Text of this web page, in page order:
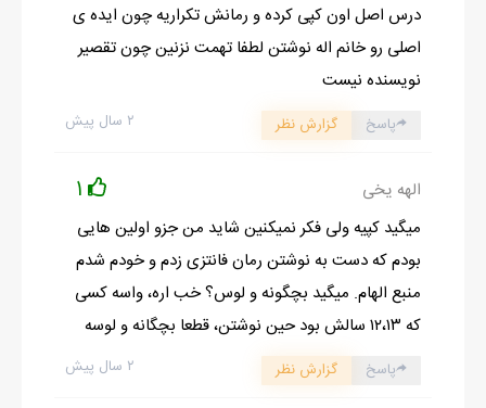
درس اصل اون کپی کرده و رمانش تکراریه چون ایده ی
اصلی رو خانم اله نوشتن لطفا تهمت نزنین چون تقصیر
نویسنده نیست
۲ سال پیش پاسخ گزارش نظر
الهه یخی 1
میگید کپیه ولی فکر نمیکنین شاید من جزو اولین هایی
بودم که دست به نوشتن رمان فانتزی زدم و خودم شدم
منبع الهام. میگید بچگونه و لوس؟ خب اره، واسه کسی
که ۱۲،۱۳ سالش بود حین نوشتن، قطعا بچگانه و لوسه
۲ سال پیش پاسخ گزارش نظر